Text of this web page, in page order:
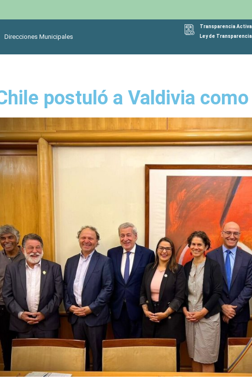
Direcciones Municipales
Transparencia Activa
Ley de Transparencia
postuló a Valdivia